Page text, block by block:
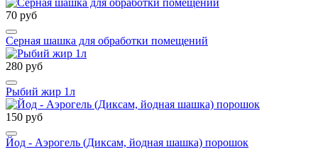
70 руб
Серная шашка для обработки помещений
280 руб
Рыбий жир 1л
150 руб
Йод - Аэрогель (Диксам, йодная шашка) порошок